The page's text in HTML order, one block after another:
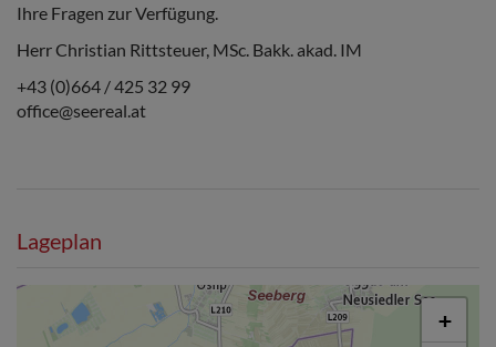
Ihre Fragen zur Verfügung.
Herr Christian Rittsteuer, MSc. Bakk. akad. IM
+43 (0)664 / 425 32 99
office@seereal.at
Lageplan
+